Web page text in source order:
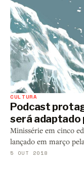
CULTURA
Podcast
será adaptado
Minissérie em cinco
lançado em março
5 OUT 2018